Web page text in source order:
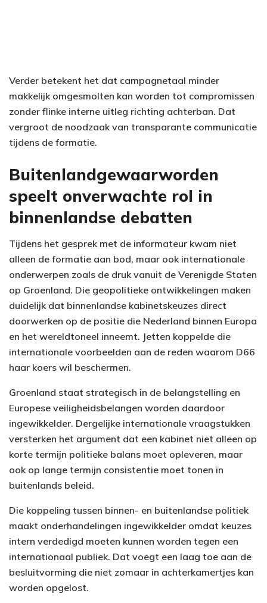
Verder betekent het dat campagnetaal minder
makkelijk omgesmolten kan worden tot compromissen
zonder flinke interne uitleg richting achterban. Dat
vergroot de noodzaak van transparante communicatie
tijdens de formatie.
Buitenlandgewaarworden
speelt onverwachte rol in
binnenlandse debatten
Tijdens het gesprek met de informateur kwam niet
alleen de formatie aan bod, maar ook internationale
onderwerpen zoals de druk vanuit de Verenigde Staten
op Groenland. Die geopolitieke ontwikkelingen maken
duidelijk dat binnenlandse kabinetskeuzes direct
doorwerken op de positie die Nederland binnen Europa
en het wereldtoneel inneemt. Jetten koppelde die
internationale voorbeelden aan de reden waarom D66
haar koers wil beschermen.
Groenland staat strategisch in de belangstelling en
Europese veiligheidsbelangen worden daardoor
ingewikkelder. Dergelijke internationale vraagstukken
versterken het argument dat een kabinet niet alleen op
korte termijn politieke balans moet opleveren, maar
ook op lange termijn consistentie moet tonen in
buitenlands beleid.
Die koppeling tussen binnen- en buitenlandse politiek
maakt onderhandelingen ingewikkelder omdat keuzes
intern verdedigd moeten kunnen worden tegen een
internationaal publiek. Dat voegt een laag toe aan de
besluitvorming die niet zomaar in achterkamertjes kan
worden opgelost.